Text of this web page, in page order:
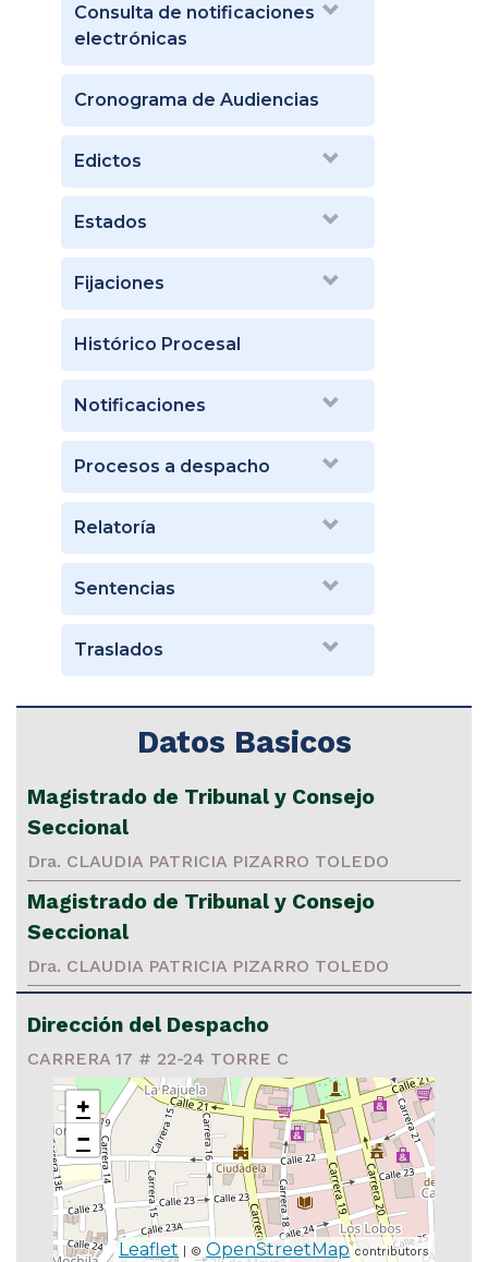
Consulta de notificaciones
electrónicas
Cronograma de Audiencias
Edictos
Estados
Fijaciones
Histórico Procesal
Notificaciones
Procesos a despacho
Relatoría
Sentencias
Traslados
Datos Basicos
Magistrado de Tribunal y Consejo
Seccional
Dra. CLAUDIA PATRICIA PIZARRO TOLEDO
Magistrado de Tribunal y Consejo
Seccional
Dra. CLAUDIA PATRICIA PIZARRO TOLEDO
Dirección del Despacho
CARRERA 17 # 22-24 TORRE C
+
−
Leaflet | ©OpenStreetMapcontributors